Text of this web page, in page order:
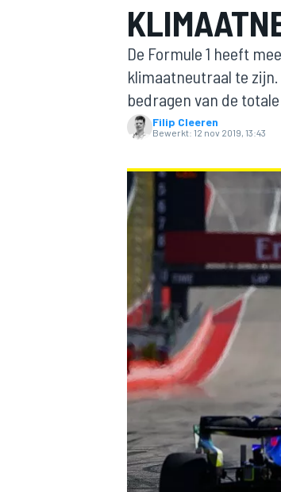
MOTOGP
De Formule 1 heeft
klimaatneutraal te
bedragen van de
Filip Cleeren
Bewerkt: 12 nov 2019, 13:43